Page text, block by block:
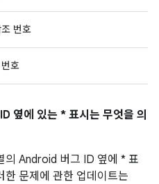
번호
호
옆에 있는 * 표시는 무엇을 의
의 Android 버그 ID 옆에 * 표
한 문제에 관한 업데이트는